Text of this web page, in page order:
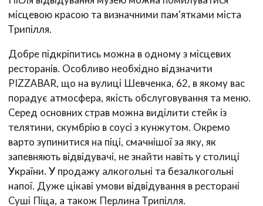
місцевою красою та визначними пам'ятками міста
Трипілля.
Добре підкріпитись можна в одному з місцевих
ресторанів. Особливо необхідно відзначити
PIZZABAR, що на вулиці Шевченка, 62, в якому вас
порадує атмосфера, якість обслуговування та меню.
Серед основних страв можна виділити стейк із
телятини, скумбрію в соусі з кунжутом. Окремо
варто зупинитися на піці, смачнішої за яку, як
запевняють відвідувачі, не знайти навіть у столиці
України. У продажу алкогольні та безалкогольні
напої. Дуже цікаві умови відвідування в ресторані
Суші Піца, а також Перлина Трипілля.